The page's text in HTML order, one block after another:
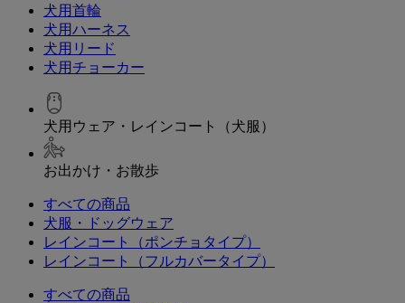
犬用首輪
犬用ハーネス
犬用リード
犬用チョーカー
犬用ウェア・レインコート（犬服）
お出かけ・お散歩
すべての商品
犬服・ドッグウェア
レインコート（ポンチョタイプ）
レインコート（フルカバータイプ）
すべての商品